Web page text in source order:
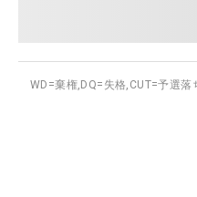
WD=棄権, DQ=失格, CUT=予選落